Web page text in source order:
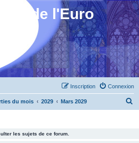
de l'Euro
Connexion
Inscription
du mois 2029 Mars 2029
les sujets de ce forum.